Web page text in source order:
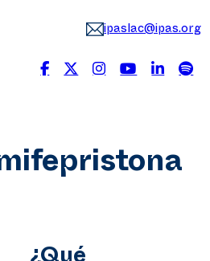
ipaslac@ipas.org
mifepristona